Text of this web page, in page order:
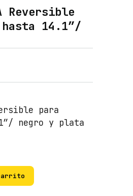
Reversible
14.1″/
para
negro y plata